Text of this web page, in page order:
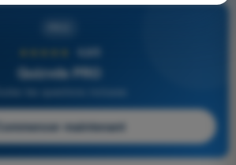
4,6/5
Quizvds PRO
Commencer maintenant